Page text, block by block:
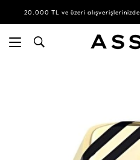
20.000 TL ve üzeri alışverişlerinizde